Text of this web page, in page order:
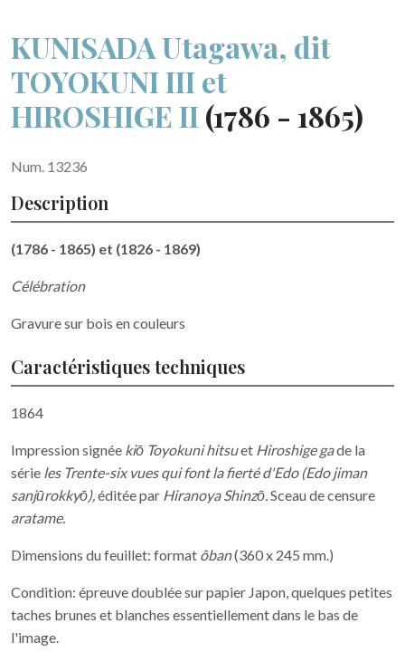
KUNISADA Utagawa, dit
TOYOKUNI III et
HIROSHIGE II(1786 - 1865)
Num. 13236
Description
(1786 - 1865) et (1826 - 1869)
Célébration
Gravure sur bois en couleurs
Caractéristiques techniques
1864
Impression signée kiō Toyokuni hitsuet Hiroshige gade la
série les Trente-six vues qui font la fierté d'Edo (Edo jiman
sanjūrokkyō),éditée par Hiranoya Shinzō.Sceau de censure
aratame.
Dimensions du feuillet: format ôban(360 x 245 mm.)
Condition: épreuve doublée sur papier Japon, quelques petites
taches brunes et blanches essentiellement dans le bas de
l'image.